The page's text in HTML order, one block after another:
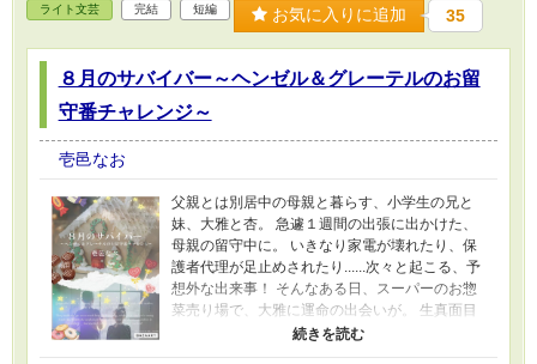
ライト文芸 完結 短編 お気に入りに追加 35
８月のサバイバー～ヘンゼル＆グレーテルのお留
守番チャレンジ～
壱邑なお
父親とは別居中の母親と暮らす、小学生の兄と
妹、大雅と杏。 急遽１週間の出張に出かけた、
母親の留守中に。 いきなり家電が壊れたり、保
護者代理が足止めされたり......次々と起こる、予
想外な出来事！ そんなある日、スーパーのお惣
菜売り場で、大雅に運命の出会いが。 生真面目
なクールイケメン兄と、お気楽きゅるんな妹。